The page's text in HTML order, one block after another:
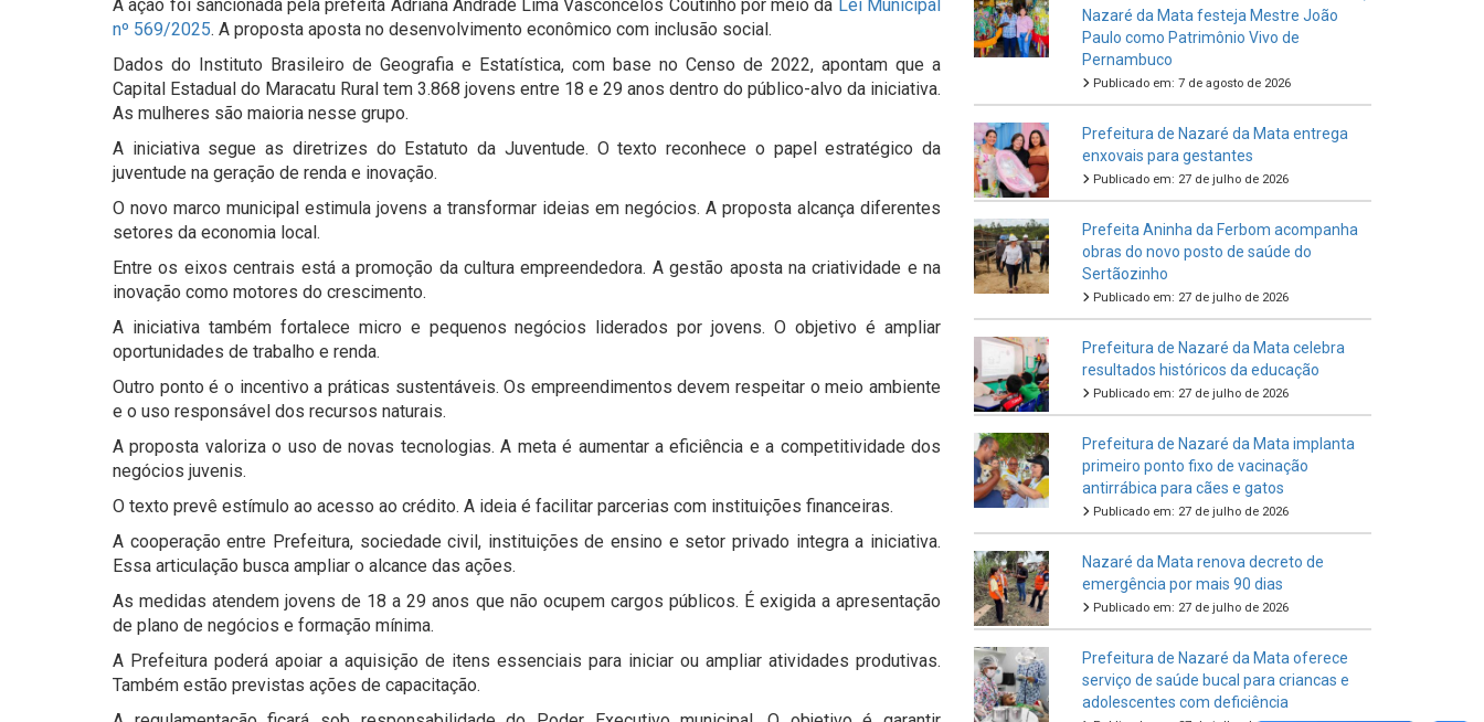
A ação foi sancionada pela prefeita Adriana Andrade Lima Vasconcelos Coutinho por meio da Lei Municipal
nº 569/2025. A proposta aposta no desenvolvimento econômico com inclusão social.
Dados do Instituto Brasileiro de Geografia e Estatística, com base no Censo de 2022, apontam que a
Capital Estadual do Maracatu Rural tem 3.868 jovens entre 18 e 29 anos dentro do público-alvo da iniciativa.
As mulheres são maioria nesse grupo.
A iniciativa segue as diretrizes do Estatuto da Juventude. O texto reconhece o papel estratégico da
juventude na geração de renda e inovação.
O novo marco municipal estimula jovens a transformar ideias em negócios. A proposta alcança diferentes
setores da economia local.
Entre os eixos centrais está a promoção da cultura empreendedora. A gestão aposta na criatividade e na
inovação como motores do crescimento.
A iniciativa também fortalece micro e pequenos negócios liderados por jovens. O objetivo é ampliar
oportunidades de trabalho e renda.
Outro ponto é o incentivo a práticas sustentáveis. Os empreendimentos devem respeitar o meio ambiente
e o uso responsável dos recursos naturais.
A proposta valoriza o uso de novas tecnologias. A meta é aumentar a eficiência e a competitividade dos
negócios juvenis.
O texto prevê estímulo ao acesso ao crédito. A ideia é facilitar parcerias com instituições financeiras.
A cooperação entre Prefeitura, sociedade civil, instituições de ensino e setor privado integra a iniciativa.
Essa articulação busca ampliar o alcance das ações.
As medidas atendem jovens de 18 a 29 anos que não ocupem cargos públicos. É exigida a apresentação
de plano de negócios e formação mínima.
A Prefeitura poderá apoiar a aquisição de itens essenciais para iniciar ou ampliar atividades produtivas.
Também estão previstas ações de capacitação.
Nazaré da Mata festeja Mestre João
Paulo como Patrimônio Vivo de
Pernambuco
Publicado em: 7 de agosto de 2026
Prefeitura de Nazaré da Mata entrega
enxovais para gestantes
Publicado em: 27 de julho de 2026
Prefeita Aninha da Ferbom acompanha
obras do novo posto de saúde do
Sertãozinho
Publicado em: 27 de julho de 2026
Prefeitura de Nazaré da Mata celebra
resultados históricos da educação
Publicado em: 27 de julho de 2026
Prefeitura de Nazaré da Mata implanta
primeiro ponto fixo de vacinação
antirrábica para cães e gatos
Publicado em: 27 de julho de 2026
Nazaré da Mata renova decreto de
emergência por mais 90 dias
Publicado em: 27 de julho de 2026
Prefeitura de Nazaré da Mata oferece
serviço de saúde bucal para criancas e
adolescentes com deficiência